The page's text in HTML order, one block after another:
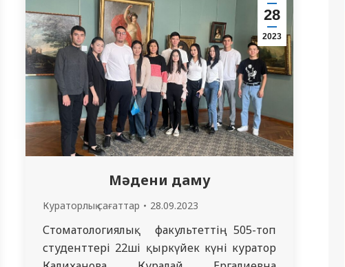
сондай-ақ тәртіп саясатымен және
Президент жолдауымен таныстырды.
Кездесу барысында куратор
студенттерге 2023-2024 оқу жылына
топпен жұмыс…
28
2023
Мәдени даму
Кураторлық сағаттар 28.09.2023
Стоматологиялық факультеттің 505-топ
студенттері 22ші қыркүйек күні куратор